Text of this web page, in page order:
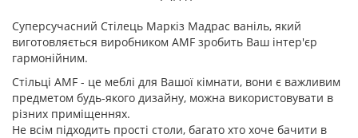
Суперсучасний Стілець Маркіз Мадрас ваніль, який
виготовляється виробником AMF зробить Ваш інтер'єр
гармонійним.
Стільці AMF - це меблі для Вашої кімнати, вони є важливим
предметом будь-якого дизайну, можна використовувати в
різних приміщеннях.
Не всім підходить прості столи, багато хто хоче бачити в